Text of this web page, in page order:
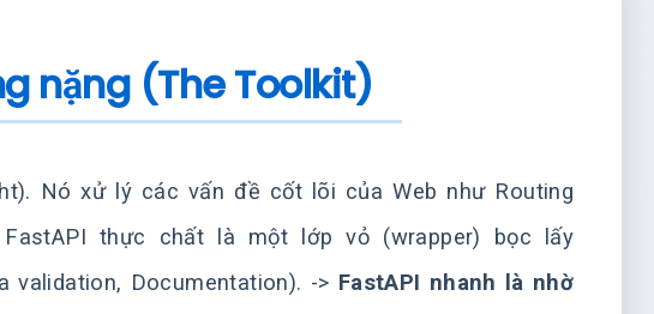
nặng (The Toolkit)
Nó xử lý các vấn đề cốt lõi của Web như Routing
FastAPI thực chất là một lớp vỏ (wrapper) bọc lấy
Documentation). -> FastAPI nhanh là nhờ